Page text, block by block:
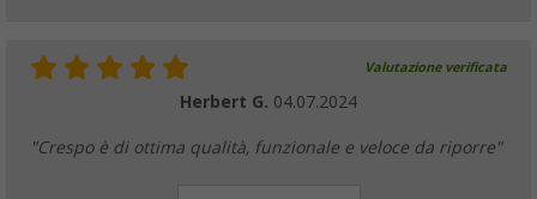
Valutazione verificata
Herbert G. 04.07.2024
"Crespo è di ottima qualità, funzionale e veloce da riporre"